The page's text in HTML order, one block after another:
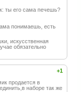
ты его сама печешь?
понимаешь, есть
искусственная
обязательно
+1
продается в
наборе так же